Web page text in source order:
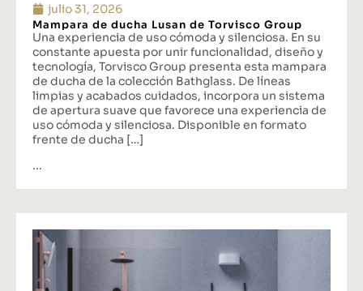
julio 31, 2026
Mampara de ducha Lusan de Torvisco Group
Una experiencia de uso cómoda y silenciosa. En su
constante apuesta por unir funcionalidad, diseño y
tecnología, Torvisco Group presenta esta mampara
de ducha de la colección Bathglass. De líneas
limpias y acabados cuidados, incorpora un sistema
de apertura suave que favorece una experiencia de
uso cómoda y silenciosa. Disponible en formato
frente de ducha […]
...